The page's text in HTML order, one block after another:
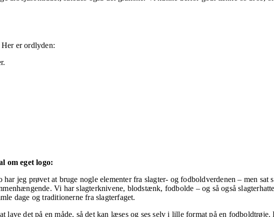
er ordlyden:
om eget logo:
har jeg prøvet at bruge nogle elementer fra slagter- og fodbold­verdenen – men sat
Vi har slagterknivene, blodstænk, fodbolde – og så også
dage og traditionerne fra slag­terfaget.
lave det på en måde, så det kan læses og ses selv i lille format på en